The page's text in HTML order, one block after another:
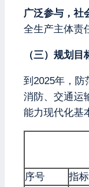
广泛参与，社
全生产主体责
（三）规划目
到2025年，防
消防、交通运
能力现代化基
序号 指